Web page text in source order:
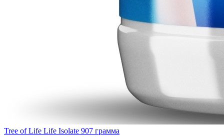
Tree of Life Life Isolate 907 грамма